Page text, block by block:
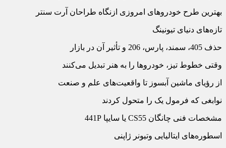
بهترین طرح خودروهای امروزی ازنگاه طراحان آرت سنتر
تازه‌‏های دنیای تیونینگ
حذف 405، سمند، پارس، 206 و تأثیر آن در بازار
وقتی خطوط تیز، خودروها را به هنر تبدیل می‏‌کنند
از رؤیای ماشین آب‏سوز تا واقعیت‌‏های علم و صنعت
نوابغی که فرمول یک را متحول کردند
مشخصات فنی چانگان CS55 یا سایپا 441P
اسطوره‌‏های ایتالیایی وتیونر ژاپنی